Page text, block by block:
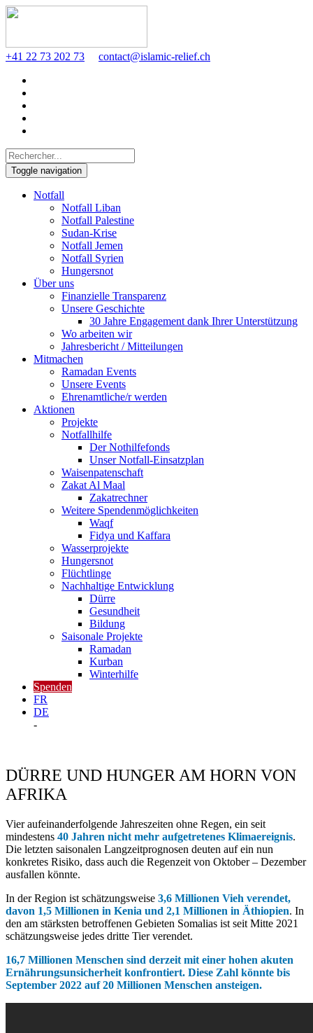
+41 22 73 202 73 contact@islamic-relief.ch
Toggle navigation
Notfall
Notfall Liban
Notfall Palestine
Sudan-Krise
Notfall Jemen
Notfall Syrien
Hungersnot
Über uns
Finanzielle Transparenz
Unsere Geschichte
30 Jahre Engagement dank Ihrer Unterstützung
Wo arbeiten wir
Jahresbericht / Mitteilungen
Mitmachen
Ramadan Events
Unsere Events
Ehrenamtliche/r werden
Aktionen
Projekte
Notfallhilfe
Der Nothilfefonds
Unser Notfall-Einsatzplan
Waisenpatenschaft
Zakat Al Maal
Zakatrechner
Weitere Spendenmöglichkeiten
Waqf
Fidya und Kaffara
Wasserprojekte
Hungersnot
Flüchtlinge
Nachhaltige Entwicklung
Dürre
Gesundheit
Bildung
Saisonale Projekte
Ramadan
Kurban
Winterhilfe
Spenden
FR
DE
-
DÜRRE UND HUNGER AM HORN VON
AFRIKA
Vier aufeinanderfolgende Jahreszeiten ohne Regen, ein seit
mindestens 40 Jahren nicht mehr aufgetretenes Klimaereignis.
Die letzten saisonalen Langzeitprognosen deuten auf ein nun
konkretes Risiko, dass auch die Regenzeit von Oktober – Dezember
ausfallen könnte.
In der Region ist schätzungsweise 3,6 Millionen Vieh verendet,
davon 1,5 Millionen in Kenia und 2,1 Millionen in Äthiopien. In
den am stärksten betroffenen Gebieten Somalias ist seit Mitte 2021
schätzungsweise jedes dritte Tier verendet.
16,7 Millionen Menschen sind derzeit mit einer hohen akuten
Ernährungsunsicherheit konfrontiert. Diese Zahl könnte bis
September 2022 auf 20 Millionen Menschen ansteigen.